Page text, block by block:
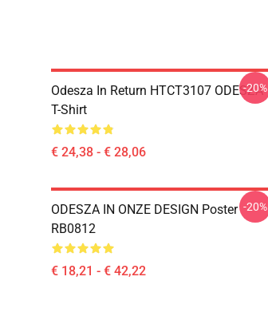
Odesza In Return HTCT3107 ODESZA
T-Shirt
€ 24,38 - € 28,06
-20%
ODESZA IN ONZE DESIGN Poster
RB0812
€ 18,21 - € 42,22
-20%